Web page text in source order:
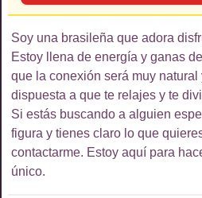
Soy una brasileña que adora
Estoy llena de energía y ganas
que la conexión será muy
dispuesta a que te relajes y te
Si estás buscando a alguien
figura y tienes claro lo que
contactarme. Estoy aquí para
único.